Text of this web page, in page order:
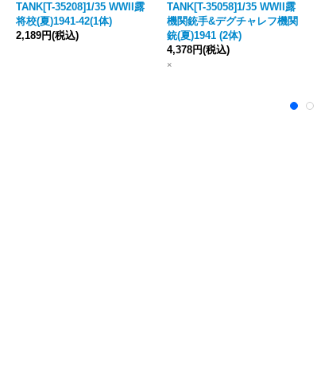
TANK[T-35208]1/35 WWII露
将校(夏)1941-42(1体)
2,189円(税込)
TANK[T-35058]1/35 WWII露
機関銃手&デグチャレフ機関
銃(夏)1941 (2体)
4,378円(税込)
×